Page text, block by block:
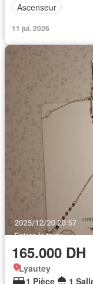
Ascenseur
11 jui. 2026
165.000 DH
Lyautey
1 Pièce
1